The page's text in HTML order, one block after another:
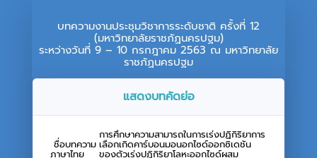
บทความงานประชุมวิชาการระดับชาติ ครั้งที่ 12
(มหาวิทยาลัยราชภัฏนครปฐม)
ระหว่างวันที่ 9 – 10 กรกฎาคม 2563 ณ มหาวิทยาลัย
ราชภัฏนครปฐม
แสดงบทคัดย่อ
ชื่อบทความ
ภาษาไทย
การศึกษาความสามารถในการเร่งปฏิกิริยาการ
เลือกเกิดคาร์บอนมอนอกไซด์ออกซิเดชัน
ของตัวเร่งปฏิกิริยาโลหะออกไซด์ผสม